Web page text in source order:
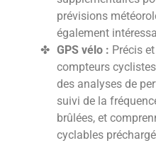
prévisions
également
GPS vélo : Précis
compteurs
des analyses de
suivi de la
brûlées, et
cyclables